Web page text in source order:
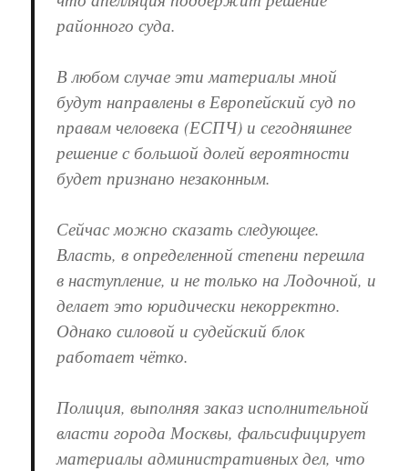
районного суда.
В любом случае эти материалы мной
будут направлены в Европейский суд по
правам человека (ЕСПЧ) и сегодняшнее
решение с большой долей вероятности
будет признано незаконным.
Сейчас можно сказать следующее.
Власть, в определенной степени перешла
в наступление, и не только на Лодочной, и
делает это юридически некорректно.
Однако силовой и судейский блок
работает чётко.
Полиция, выполняя заказ исполнительной
власти города Москвы, фальсифицирует
материалы административных дел, что